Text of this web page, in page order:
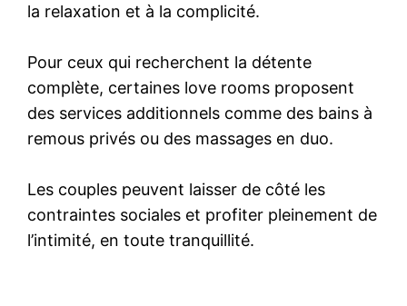
la relaxation et à la complicité.
Pour ceux qui recherchent la détente
complète, certaines love rooms proposent
des services additionnels comme des bains à
remous privés ou des massages en duo.
Les couples peuvent laisser de côté les
contraintes sociales et profiter pleinement de
l’intimité, en toute tranquillité.